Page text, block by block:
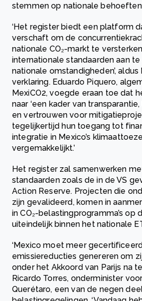
stemmen op nationale
‘Het register biedt een platform
verschaft om de
nationale CO₂-markt te
internationale standaarden aan te
nationale omstandigheden’, aldus
verklaring. Eduardo Piquero,
MexiCO2, voegde eraan toe dat
naar ‘een kader van
en vertrouwen voor
tegelijkertijd hun toegang tot
integratie in Mexico’s
vergemakkelijkt.’
Het register zal samenwerken
standaarden zoals de in de VS
Action Reserve. Projecten die
zijn gevalideerd, komen in
in CO₂-belastingprogramma’s op
uiteindelijk binnen het nationale
‘Mexico moet meer
emissiereducties genereren om
onder het Akkoord van Parijs na te
Ricardo Torres, onderminister
Querétaro, een van de negen